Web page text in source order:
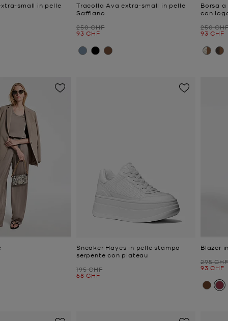
small in pelle
Tracolla Ava extra-small in pelle
Saffiano
Prezzo iniziale
250 CHF
Prezzo attuale
93 CHF
Borsa
con
Prezzo
250
Prezzo
93 CHF
Sneaker Hayes in pelle stampa
serpente con plateau
Prezzo iniziale
195 CHF
Prezzo attuale
68 CHF
Blazer
Prezzo
295 CHF
Prezzo
93 CHF